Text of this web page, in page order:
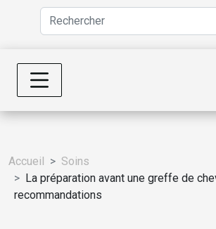
Accueil
Soins
La préparation avant une greffe de
recommandations